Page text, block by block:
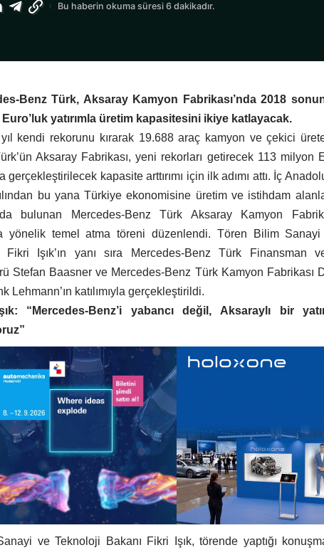
Bu haberin okuma süresi 6 dakikadır.
Benz Türk, Aksaray Kamyon Fabrikası’nda 2018
yatırımla üretim kapasitesini ikiye katlayacak.
kendi rekorunu kırarak 19.688 araç kamyon ve çekici
Aksaray Fabrikası, yeni rekorları getirecek 113 milyon
gerçekleştirilecek kapasite arttırımı için ilk adımı attı. İç
bu yana Türkiye ekonomisine üretim ve istihdam
bulunan Mercedes-Benz Türk Aksaray Kamyon
yönelik temel atma töreni düzenlendi. Tören Bilim
Fikri Işık’ın yanı sıra Mercedes-Benz Türk Finansman
Stefan Baasner ve Mercedes-Benz Türk Kamyon Fabrikası
Lehmann’ın katılımıyla gerçekleştirildi.
“Mercedes-Benz’i yabancı değil, Aksaraylı bir
ve Teknoloji Bakanı Fikri Işık, törende yaptığı